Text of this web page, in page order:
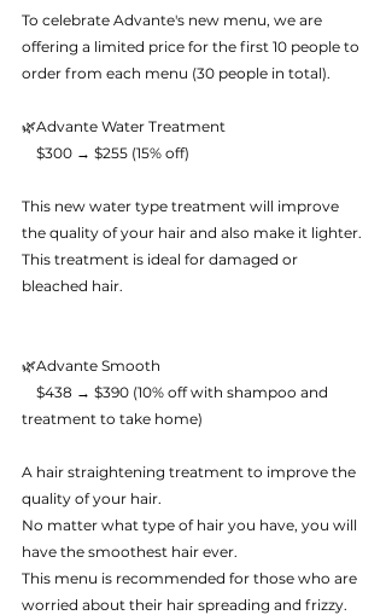
To celebrate Advante's new menu, we are
offering a limited price for the first 10 people to
order from each menu (30 people in total).
🌿Advante Water Treatment
$300 → $255 (15% off)
This new water type treatment will improve
the quality of your hair and also make it lighter.
This treatment is ideal for damaged or
bleached hair.
🌿Advante Smooth
$438 → $390 (10% off with shampoo and
treatment to take home)
A hair straightening treatment to improve the
quality of your hair.
No matter what type of hair you have, you will
have the smoothest hair ever.
This menu is recommended for those who are
worried about their hair spreading and frizzy.